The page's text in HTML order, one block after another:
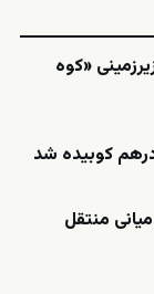
«کوه
کوبیده شد
منتقل